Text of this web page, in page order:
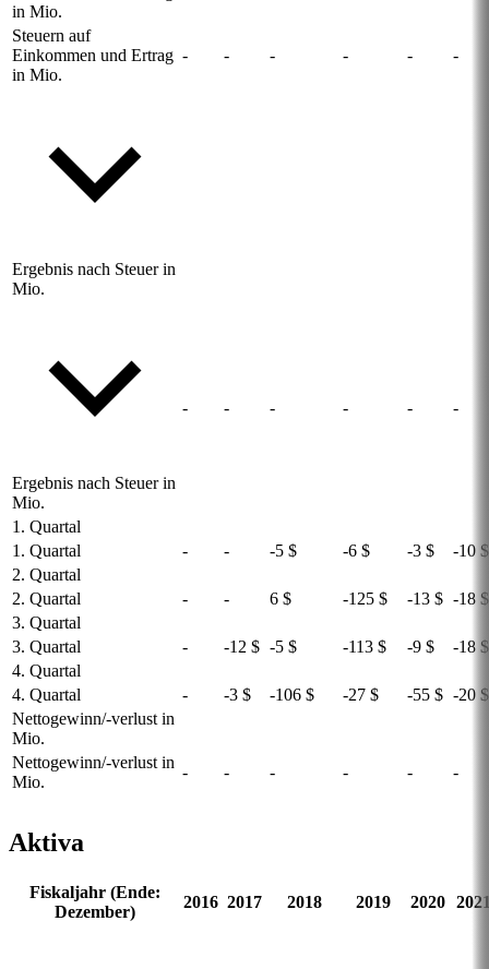
in Mio.
Steuern auf
Einkommen und Ertrag
in Mio.
- - - - - -
Ergebnis nach Steuer in
Mio.
Ergebnis nach Steuer in
Mio.
- - - - - -
1. Quartal
1. Quartal
- - -5 $ -6 $ -3 $
-10 $
2. Quartal
2. Quartal
- - 6 $ -125 $ -13 $ -18 $
3. Quartal
3. Quartal
- -12 $ -5 $ -113 $ -9 $
-18 $
4. Quartal
4. Quartal
- -3 $ -106 $ -27 $ -55 $ -20 $
Nettogewinn/-verlust in
Mio.
Nettogewinn/-verlust in
Mio.
- - - - - -
Aktiva
Fiskaljahr (Ende:
Dezember)
2016 2017 2018 2019 2020